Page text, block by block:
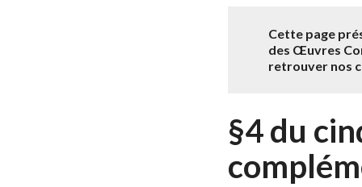
Cette page
des Œuvres
retrouver nos
§4 du